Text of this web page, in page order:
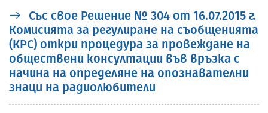
Със свое Решение № 304 от 16.07.2015 г.
Комисията за регулиране на съобщенията
(КРС) откри процедура за провеждане на
обществени консултации във връзка с
начина на определяне на опознавателни
знаци на радиолюбители